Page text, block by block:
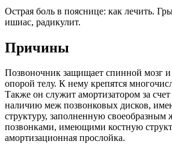
Острая боль в пояснице: как лечить.
ишиас, радикулит.
Причины
Позвоночник защищает спинной мозг
опорой телу. К нему крепятся
Также он служит амортизатором за счет
наличию меж позвонковых дисков,
структуру, заполненную
позвонками, имеющими костную
амортизационная прослойка.